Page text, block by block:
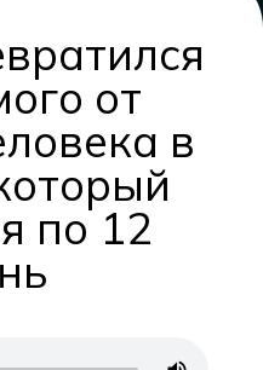
от
в
по 12